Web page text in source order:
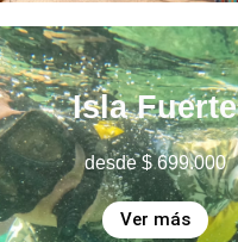
Isla Fuerte
desde$699.000
Ver más